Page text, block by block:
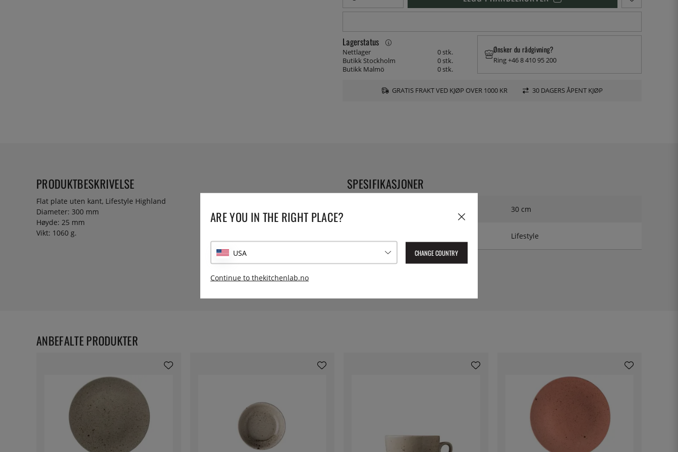
Lagerstatus
Nettlager
0 stk.
Butikk Stockholm
0 stk.
Butikk Malmö
0 stk.
Ønsker du rådgivning?
Ring +46 8 410 95 200
GRATIS FRAKT VED KJØP OVER 1000 KR 30 DAGERS ÅPENT KJØP
PRODUKTBESKRIVELSE
Flat plate uten kant, Lifestyle Highland
Diameter: 300 mm
Høyde: 25 mm
Vikt: 1060 g.
SPESIFIKASJONER
30 cm
Lifestyle
Lev. artikkelnummer:LSH2130
ANBEFALTE PRODUKTER
ARE YOU IN THE RIGHT PLACE?
USA CHANGE COUNTRY
Continue to thekitchenlab.no